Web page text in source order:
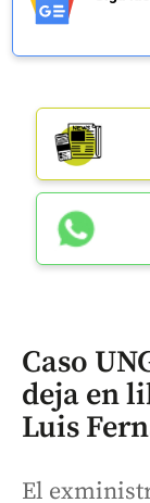
Caso
deja en
Luis
El